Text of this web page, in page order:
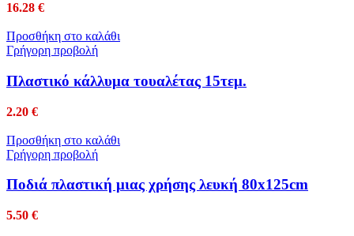
16.28 €
Προσθήκη στο καλάθι
Γρήγορη προβολή
Πλαστικό κάλλυμα τουαλέτας 15τεμ.
2.20 €
Προσθήκη στο καλάθι
Γρήγορη προβολή
Ποδιά πλαστική μιας χρήσης λευκή 80x125cm
5.50 €